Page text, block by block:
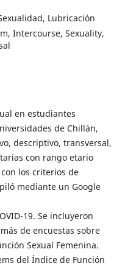
Lubricación
Intercourse, Sexuality,
en estudiantes
de Chillán,
descriptivo, transversal,
con rango etario
los criterios de
mediante un Google
19. Se incluyeron
de encuestas sobre
Sexual Femenina.
del Índice de Función